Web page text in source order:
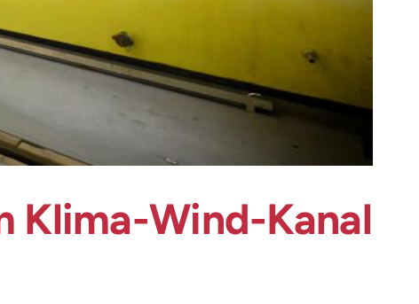
Klima-Wind-Kanal